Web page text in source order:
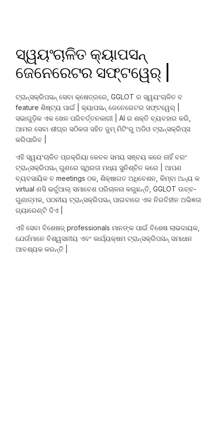
ସ୍ୱୟଂଚାଳିତ କ୍ୟାପସନ୍
ଜେନେରେଟର ସଫ୍ଟୱେର୍ |
ଟ୍ରାନ୍ସକ୍ରିପସନ୍ ସେବା କ୍ଷେତ୍ରରେ, GGLOT ର ସ୍ୱୟଂଚାଳିତ ବ
feature ଶିଷ୍ଟ୍ୟ ପାଇଁ |କ୍ୟାପସନ୍ ଜେନେରେଟର ସଫ୍ଟୱେର୍ |
ସଭାଗୁଡ଼ିକ ଏକ ଖେଳ ପରିବର୍ତ୍ତନକାରୀ | AI ର ଶକ୍ତି ବ୍ୟବହାର କରି,
ଆମର ସେବା ଶୀଘ୍ର ସଠିକତା ସହିତ ଜୁମ୍ ମିଟିଂରୁ ଅଡିଓ ଟ୍ରାନ୍ସକ୍ରିପ୍ସ
କରିପାରିବ |
ଏହି ସ୍ୱୟଂଚାଳିତ ପ୍ରକ୍ରିୟା କେବଳ ସମୟ ସଞ୍ଚୟ କରେ ନାହିଁ ବରଂ
ଟ୍ରାନ୍ସକ୍ରିପସନ୍ ଗୁଣରେ ସ୍ଥିରତା ମଧ୍ୟ ସୁନିଶ୍ଚିତ କରେ | ଆପଣ
ବ୍ୟବସାୟିକ ବ meetings ଠକ, ଶିକ୍ଷାଗତ ଅଧିବେଶନ, କିମ୍ବା ଅନ୍ୟ କ
virtual ଣସି ଭର୍ଚୁଆଲ୍ ସମାବେଶ ପରିଚାଳନା କରୁଛନ୍ତି, GGLOT ଉଚ୍ଚ-
ଗୁଣାତ୍ମକ, ପଠନୀୟ ଟ୍ରାନ୍ସକ୍ରିପସନ୍ ପାଇବାରେ ଏକ ନିରବିହୀନ ଅଭିଜ୍ଞତା
ଗ୍ୟାରେଣ୍ଟି ଦିଏ |
ଏହି ସେବା ବିଶେଷଜ୍ professionals ମାନଙ୍କ ପାଇଁ ବିଶେଷ ଲାଭଦାୟକ,
ଯେଉଁମାନେ ବିଶ୍ୱସନୀୟ ଏବଂ କାର୍ଯ୍ୟକ୍ଷମ ଟ୍ରାନ୍ସକ୍ରିପସନ୍ ସମାଧାନ
ଆବଶ୍ୟକ କରନ୍ତି |